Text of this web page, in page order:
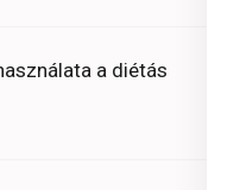
a diétás